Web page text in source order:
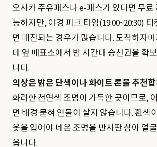
오사카 주유패스나 e-패스가 있다면 무료
능하지만, 야경 피크 타임(19:00~20:30) 티
면 매진되는 경우가 많습니다. 도착하자
테 옆 매표소에서 밤 시간대 승선권을 확
니다.
의상은 밝은 단색이나 화이트 톤을 추천
화려한 천연색 조명이 가득한 곳이므로,
면 배경 묻혀 인물이 살지 않습니다. 흰색
옷을 입어야 네온 조명을 반사판 삼아 얼
옵니다.